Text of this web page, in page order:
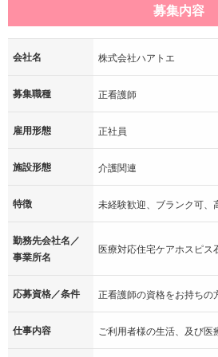
募集内容
会社名 株式会社ハアトエ
募集職種 正看護師
雇用形態 正社員
施設形態 介護関連
特徴 未経験歓迎、ブランク可、
勤務先会社名／
事業所名
医療対応住宅ケアホスピス
応募資格／条件 正看護師の資格をお持ちの
仕事内容 ご利用者様の生活、及び